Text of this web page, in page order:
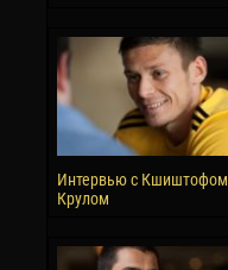
Интервью с Кшиштофом
Крулом